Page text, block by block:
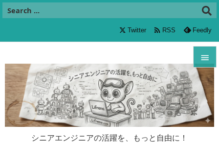
シニアエンジニアの活躍を、もっと自由に！


メニュ

サイド
Twitter  RSS Feedly